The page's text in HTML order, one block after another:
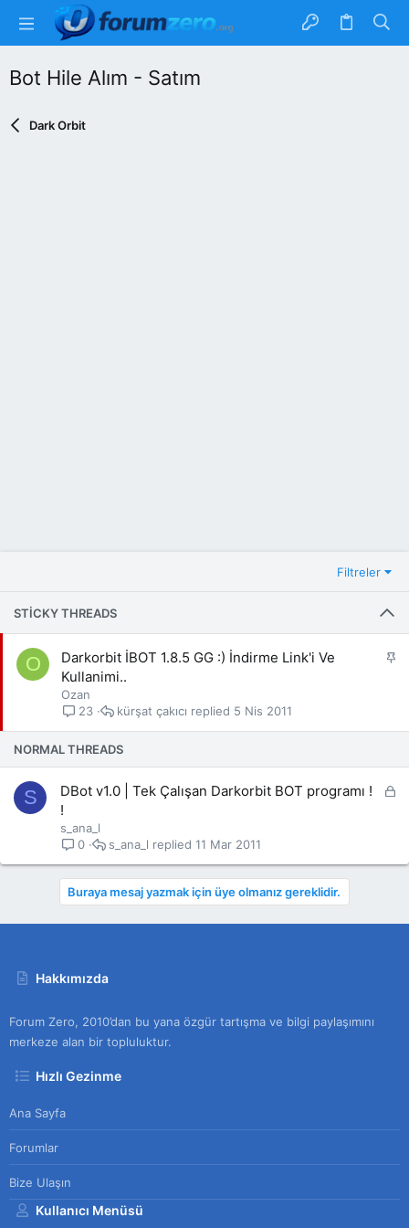
Bot Hile Alım - Satım
Dark Orbit
Filtreler
STICKY THREADS
O
S
Darkorbit İBOT 1.8.5 GG :) İndirme Link'i Ve
Kullanimi..
Ozan
23
5 Nis 2011
kürşat çakıcı
NORMAL THREADS
S
K
DBot v1.0 | Tek Çalışan Darkorbit BOT programı !
!
s_ana_l
0
11 Mar 2011
s_ana_l
Buraya mesaj yazmak için üye olmanız gereklidir.
Hakkımızda
Forum Zero, 2010’dan bu yana özgür tartışma ve bilgi paylaşımını
merkeze alan bir topluluktur.
Hızlı Gezinme
Ana Sayfa
Forumlar
Bize Ulaşın
Kullanıcı Menüsü